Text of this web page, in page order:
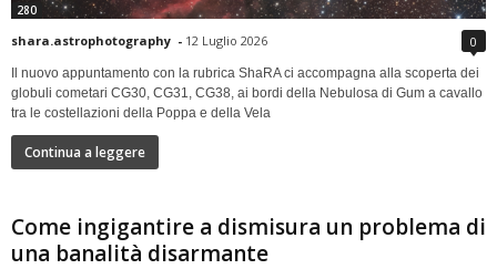
280
shara.astrophotography - 12 Luglio 2026 0
Il nuovo appuntamento con la rubrica ShaRA ci accompagna alla scoperta dei
globuli cometari CG30, CG31, CG38, ai bordi della Nebulosa di Gum a cavallo
tra le costellazioni della Poppa e della Vela
Continua a leggere
Come ingigantire a dismisura un problema di
una banalità disarmante